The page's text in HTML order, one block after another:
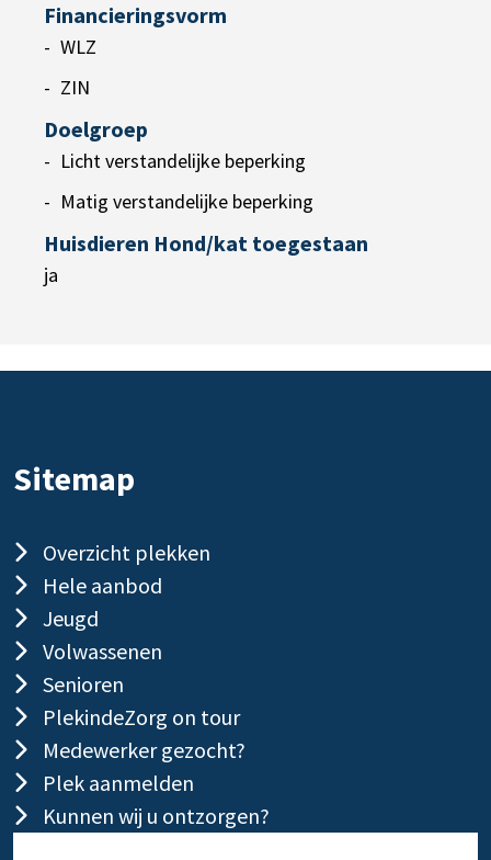
Financieringsvorm
WLZ
ZIN
Doelgroep
Licht verstandelijke beperking
Matig verstandelijke beperking
Huisdieren Hond/kat toegestaan
ja
Sitemap
Overzicht plekken
Hele aanbod
Jeugd
Volwassenen
Senioren
PlekindeZorg on tour
Medewerker gezocht?
Plek aanmelden
Kunnen wij u ontzorgen?